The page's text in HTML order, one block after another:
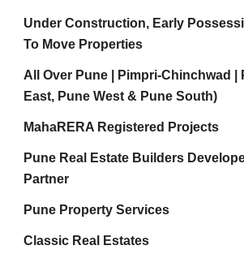
Under Construction, Early
To Move Properties
All Over Pune | Pimpri-Chinchwad |
East, Pune West & Pune South)
MahaRERA Registered Projects
Pune Real Estate Builders
Partner
Pune Property Services
Classic Real Estates